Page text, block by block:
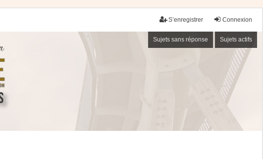
Connexion
S’enregistrer
Sujets sans réponse Sujets actifs